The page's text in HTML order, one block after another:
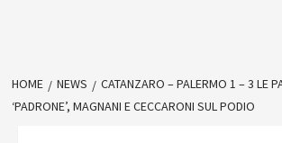
HOME NEWS
CATANZARO – PALERMO 1 – 3 LE
‘PADRONE’, MAGNANI E CECCARONI SUL PODIO